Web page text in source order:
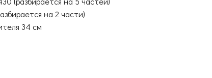
на 2 части)
34 см